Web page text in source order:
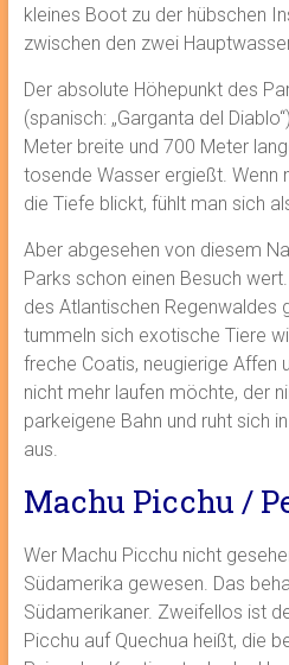
kleines Boot zu der hübschen
zwischen den zwei
Der absolute Höhepunkt des
(spanisch: „Garganta del
Meter breite und 700 Meter
tosende Wasser ergießt. Wenn
die Tiefe blickt, fühlt man sich
Aber abgesehen von diesem
Parks schon einen Besuch
des Atlantischen Regenwaldes
tummeln sich exotische Tiere
freche Coatis, neugierige Affen
nicht mehr laufen möchte, der
parkeigene Bahn und ruht sich
aus.
Machu Picchu /
Wer Machu Picchu nicht
Südamerika gewesen. Das
Südamerikaner. Zweifellos ist
Picchu auf Quechua heißt, die